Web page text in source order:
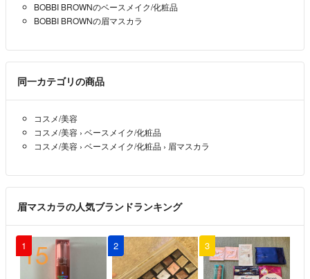
BOBBI BROWNのベースメイク/化粧品
BOBBI BROWNの眉マスカラ
同一カテゴリの商品
コスメ/美容
コスメ/美容 › ベースメイク/化粧品
コスメ/美容 › ベースメイク/化粧品 › 眉マスカラ
眉マスカラの人気ブランドランキング
1 2 3